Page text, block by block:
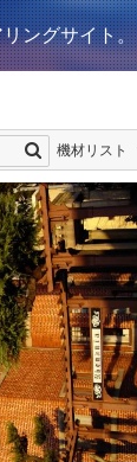
ングサイト。
機材リスト